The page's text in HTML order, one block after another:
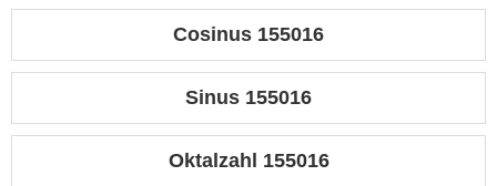
Cosinus 155016
Sinus 155016
Oktalzahl 155016